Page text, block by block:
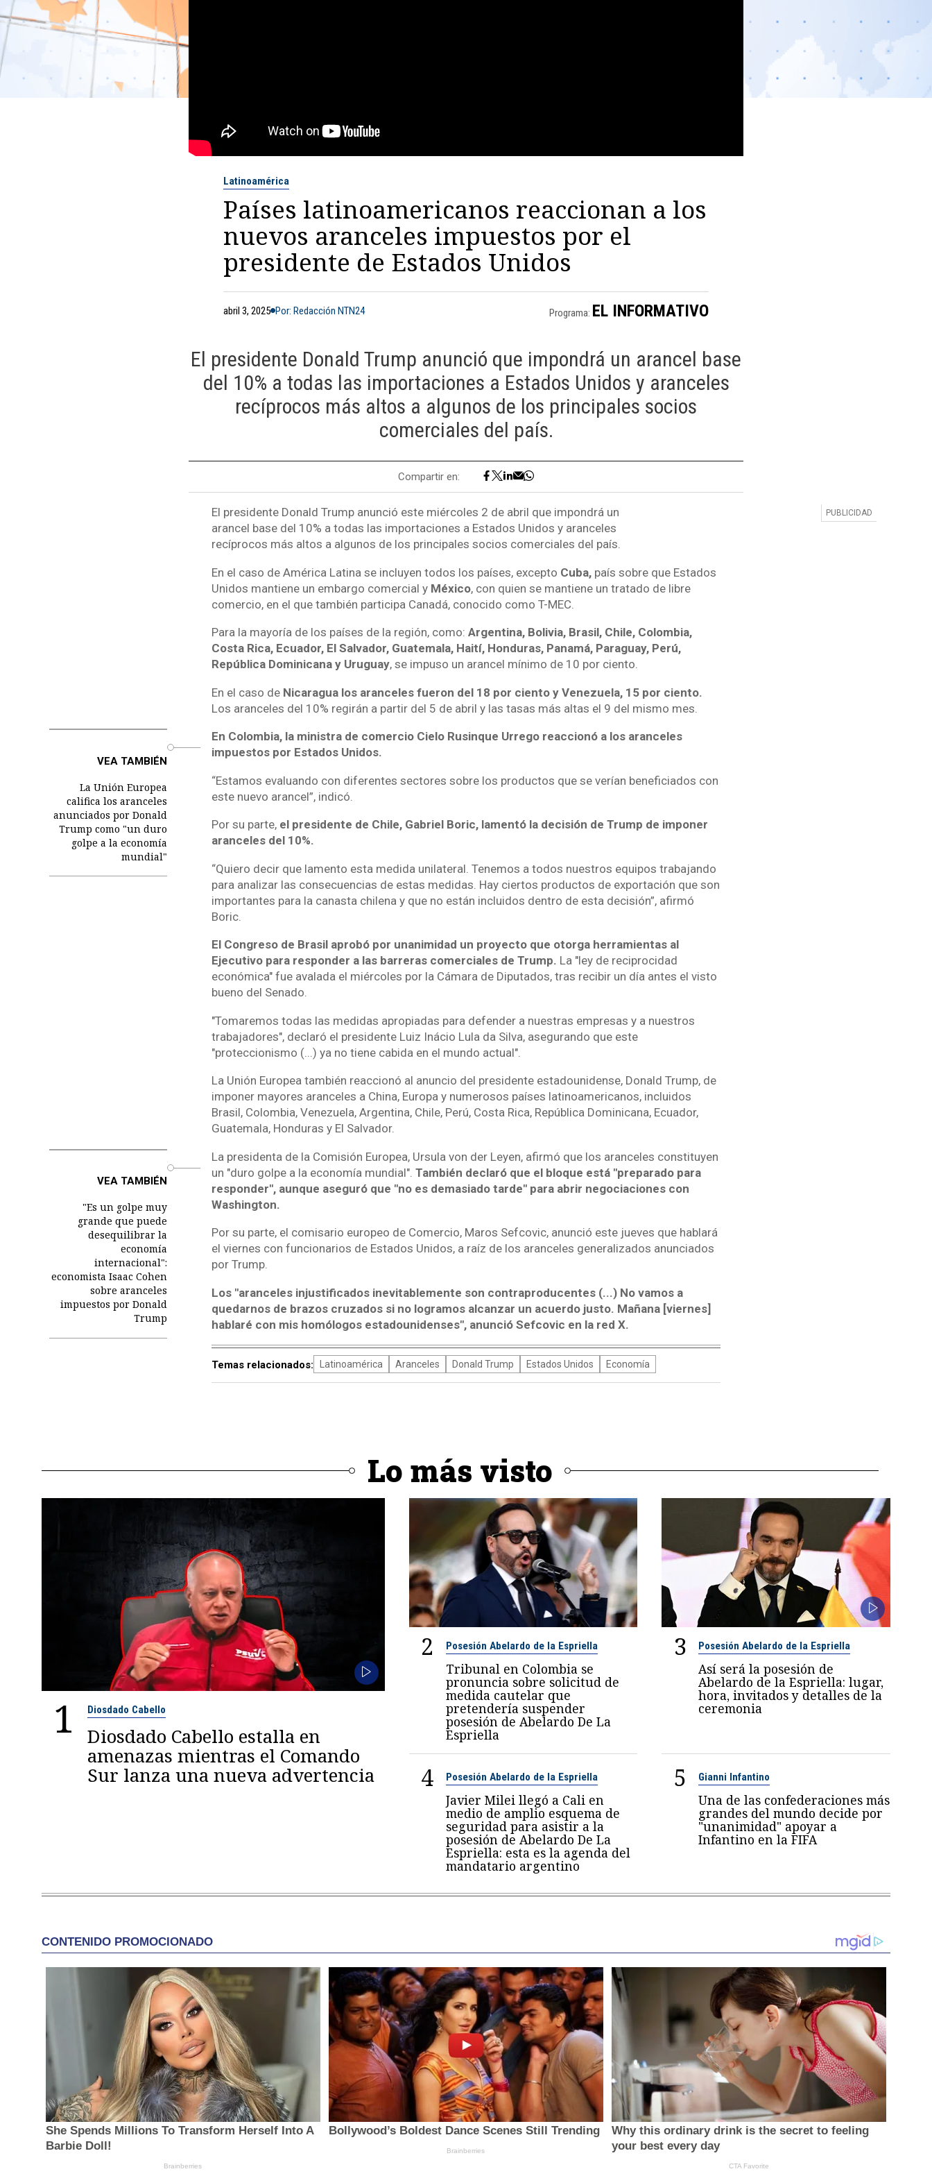
Latinoamérica
Países latinoamericanos reaccionan a los
nuevos aranceles impuestos por el
presidente de Estados Unidos
abril 3, 2025 Por: Redacción NTN24 Programa: EL INFORMATIVO
El presidente Donald Trump anunció que impondrá un arancel base
del 10% a todas las importaciones a Estados Unidos y aranceles
recíprocos más altos a algunos de los principales socios
comerciales del país.
Compartir en:
El presidente Donald Trump anunció este miércoles 2 de abril que impondrá un
arancel base del 10% a todas las importaciones a Estados Unidos y aranceles
recíprocos más altos a algunos de los principales socios comerciales del país.
En el caso de América Latina se incluyen todos los países, excepto Cuba,país sobre que Estados
Unidos mantiene un embargo comercial yMéxico, con quien se mantiene un tratado de libre
comercio, en el que también participa Canadá, conocido como T-MEC.
Para la mayoría de los países de la región, como: Argentina, Bolivia, Brasil, Chile, Colombia,
Costa Rica, Ecuador, El Salvador, Guatemala, Haití, Honduras, Panamá, Paraguay, Perú,
República Dominicana y Uruguay, se impuso un arancel mínimo de 10 por ciento.
En el caso de Nicaragua los aranceles fueron del 18 por ciento y Venezuela, 15 por ciento.
Los aranceles del 10% regirán a partir del 5 de abril y las tasas más altas el 9 del mismo mes.
VEA TAMBIÉN
La Unión Europea
califica los aranceles
anunciados por Donald
Trump como "un duro
golpe a la economía
mundial"
En Colombia, la ministra de comercio Cielo Rusinque Urrego reaccionó a los aranceles
impuestos por Estados Unidos.
“Estamos evaluando con diferentes sectores sobre los productos que se verían beneficiados con
este nuevo arancel”, indicó.
Por su parte, el presidente de Chile, Gabriel Boric, lamentó la decisión de Trump de imponer
aranceles del 10%.
“Quiero decir que lamento esta medida unilateral. Tenemos a todos nuestros equipos trabajando
para analizar las consecuencias de estas medidas. Hay ciertos productos de exportación que son
importantes para la canasta chilena y que no están incluidos dentro de esta decisión”, afirmó
Boric.
El Congreso de Brasil aprobó por unanimidad un proyecto que otorga herramientas al
Ejecutivo para responder a las barreras comerciales de Trump. La "ley de reciprocidad
económica" fue avalada el miércoles por la Cámara de Diputados, tras recibir un día antes el visto
bueno del Senado.
"Tomaremos todas las medidas apropiadas para defender a nuestras empresas y a nuestros
trabajadores", declaró el presidente Luiz Inácio Lula da Silva, asegurando que este
"proteccionismo (...) ya no tiene cabida en el mundo actual".
La Unión Europea también reaccionó al anuncio del presidente estadounidense, Donald Trump, de
imponer mayores aranceles a China, Europa y numerosos países latinoamericanos, incluidos
Brasil, Colombia, Venezuela, Argentina, Chile, Perú, Costa Rica, República Dominicana, Ecuador,
Guatemala, Honduras y El Salvador.
VEA TAMBIÉN
"Es un golpe muy
grande que puede
desequilibrar la
economía
internacional":
economista Isaac Cohen
sobre aranceles
impuestos por Donald
Trump
La presidenta de la Comisión Europea, Ursula von der Leyen, afirmó que los aranceles constituyen
un "duro golpe a la economía mundial". También declaró que el bloque está "preparado para
responder", aunque aseguró que "no es demasiado tarde" para abrir negociaciones con
Washington.
Por su parte, el comisario europeo de Comercio, Maros Sefcovic, anunció este jueves que hablará
el viernes con funcionarios de Estados Unidos, a raíz de los aranceles generalizados anunciados
por Trump.
Los "aranceles injustificados inevitablemente son contraproducentes (...) No vamos a
quedarnos de brazos cruzados si no logramos alcanzar un acuerdo justo. Mañana [viernes]
hablaré con mis homólogos estadounidenses", anunció Sefcovic en la red X.
Temas relacionados: Latinoamérica Aranceles Donald Trump Estados Unidos Economía
Lo más visto
1 Diosdado Cabello
Diosdado Cabello estalla en
amenazas mientras el Comando
Sur lanza una nueva advertencia
2 Posesión Abelardo de la Espriella
Tribunal en Colombia se
pronuncia sobre solicitud de
medida cautelar que
pretendería suspender
posesión de Abelardo De La
Espriella
3 Posesión Abelardo de la Espriella
Así será la posesión de
Abelardo de la Espriella: lugar,
hora, invitados y detalles de la
ceremonia
4 Posesión Abelardo de la Espriella
Javier Milei llegó a Cali en
medio de amplio esquema de
seguridad para asistir a la
posesión de Abelardo De La
Espriella: esta es la agenda del
mandatario argentino
5 Gianni Infantino
Una de las confederaciones más
grandes del mundo decide por
"unanimidad" apoyar a
Infantino en la FIFA